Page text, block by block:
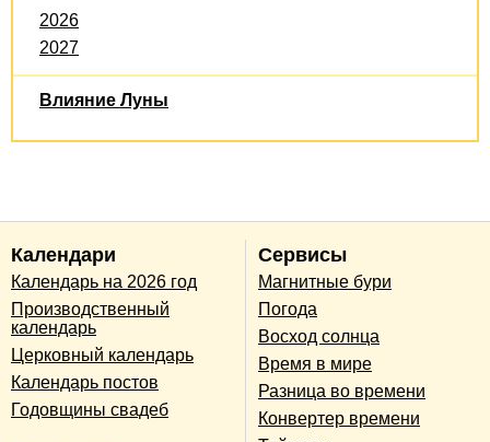
2026
2027
Влияние Луны
Календари
Календарь на 2026 год
Производственный
календарь
Церковный календарь
Календарь постов
Годовщины свадеб
Сервисы
Магнитные бури
Погода
Восход солнца
Время в мире
Разница во времени
Конвертер времени